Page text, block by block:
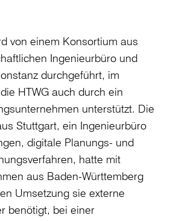
von einem Konsortium aus
Ingenieurbüro und
durchgeführt, im
HTWG auch durch ein
unterstützt. Die
Stuttgart, ein Ingenieurbüro
digitale Planungs- und
hatte mit
aus Baden-Württemberg
Umsetzung sie externe
benötigt, bei einer